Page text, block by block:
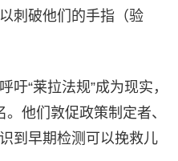
刺破他们的手指（验
“莱拉法规”成为现实，
他们敦促政策制定者、
到早期检测可以挽救儿